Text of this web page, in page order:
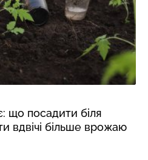
що посадити біля
вдвічі більше врожаю